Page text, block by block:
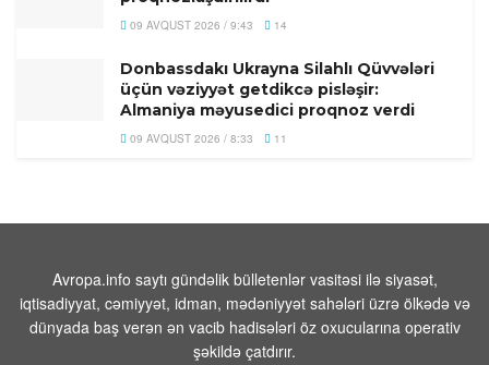
09 AVQUST 2026 / 9:43 14
Donbassdakı Ukrayna Silahlı Qüvvələri
üçün vəziyyət getdikcə pisləşir:
Almaniya məyusedici proqnoz verdi
09 AVQUST 2026 / 8:33 11
Türkiyənin məşhur müğənnisi vəfat
edib
09 AVQUST 2026 / 7:49 11
Avropa.info saytı gündəlik bülletenlər vasitəsi ilə siyasət,
iqtisadiyyat, cəmiyyət, idman, mədəniyyət sahələri üzrə ölkədə və
dünyada baş verən ən vacib hadisələri öz oxucularına operativ
şəkildə çatdırır.